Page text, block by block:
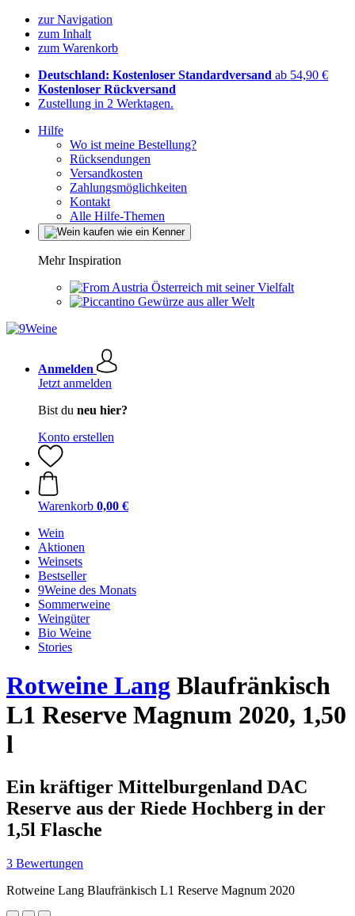
zur Navigation
zum Inhalt
zum Warenkorb
Deutschland: Kostenloser Standardversand ab 54,90 €
Kostenloser Rückversand
Zustellung in 2 Werktagen.
Hilfe
Wo ist meine Bestellung?
Rücksendungen
Versandkosten
Zahlungsmöglichkeiten
Kontakt
Alle Hilfe-Themen
Mehr Inspiration
Österreich mit seiner Vielfalt
Gewürze aus aller Welt
Anmelden
Jetzt anmelden
Bist du neu hier?
Konto erstellen
Warenkorb 0,00 €
Wein
Aktionen
Weinsets
Bestseller
9Weine des Monats
Sommerweine
Weingüter
Bio Weine
Stories
Rotweine Lang Blaufränkisch
L1 Reserve Magnum 2020, 1,50
l
Ein kräftiger Mittelburgenland DAC
Reserve aus der Riede Hochberg in der
1,5l Flasche
3 Bewertungen
Rotweine Lang Blaufränkisch L1 Reserve Magnum 2020